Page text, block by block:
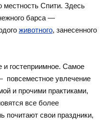
местность Спити. Здесь
барса —
животного, занесенного
гостеприимное. Самое
повсеместное увлечение
и прочими практиками,
все более
почитают свои праздники,